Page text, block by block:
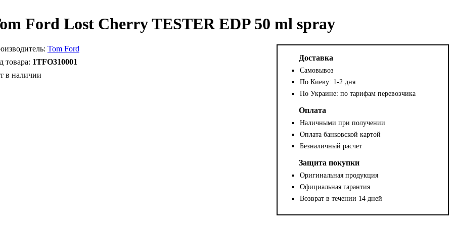
Ford Lost Cherry TESTER EDP 50 ml spray
Tom Ford
1TFO310001
в наличии
Доставка
Самовывоз
По Киеву: 1-2 дня
По Украине: по тарифам перевозчика
Оплата
Наличными при получении
Оплата банковской картой
Безналичный расчет
Защита покупки
Оригинальная продукция
Официальная гарантия
Возврат в течении 14 дней